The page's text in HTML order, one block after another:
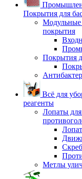
Покрытия для
покрытия
Покрытия
Всё для
реагенты
Лопаты
Метлы